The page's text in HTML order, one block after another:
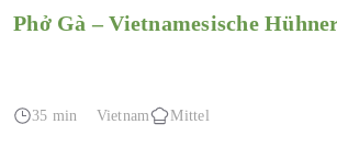
Phở Gà – Vietnamesische
35 min Vietnam Mittel